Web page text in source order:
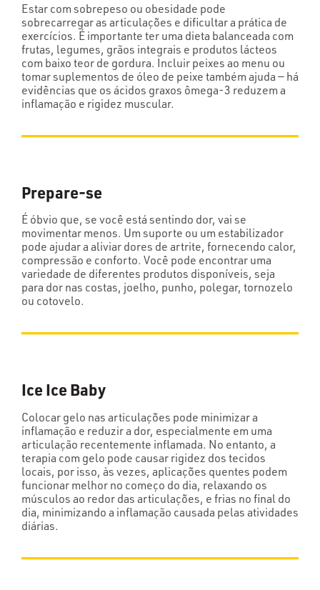
Estar com sobrepeso ou obesidade pode
sobrecarregar as articulações e dificultar a prática de
exercícios. É importante ter uma dieta balanceada com
frutas, legumes, grãos integrais e produtos lácteos
com baixo teor de gordura. Incluir peixes ao menu ou
tomar suplementos de óleo de peixe também ajuda — há
evidências que os ácidos graxos ômega-3 reduzem a
inflamação e rigidez muscular.
Prepare-se
É óbvio que, se você está sentindo dor, vai se
movimentar menos. Um suporte ou um estabilizador
pode ajudar a aliviar dores de artrite, fornecendo calor,
compressão e conforto. Você pode encontrar uma
variedade de diferentes produtos disponíveis, seja
para dor nas costas, joelho, punho, polegar, tornozelo
ou cotovelo.
Ice Ice Baby
Colocar gelo nas articulações pode minimizar a
inflamação e reduzir a dor, especialmente em uma
articulação recentemente inflamada. No entanto, a
terapia com gelo pode causar rigidez dos tecidos
locais, por isso, às vezes, aplicações quentes podem
funcionar melhor no começo do dia, relaxando os
músculos ao redor das articulações, e frias no final do
dia, minimizando a inflamação causada pelas atividades
diárias.